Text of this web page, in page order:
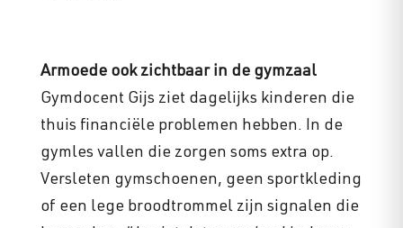
Armoede ook zichtbaar in de gymzaal
Gymdocent Gijs ziet dagelijks kinderen die
thuis financiële problemen hebben. In de
gymles vallen die zorgen soms extra op.
Versleten gymschoenen, geen sportkleding
of een lege broodtrommel zijn signalen die